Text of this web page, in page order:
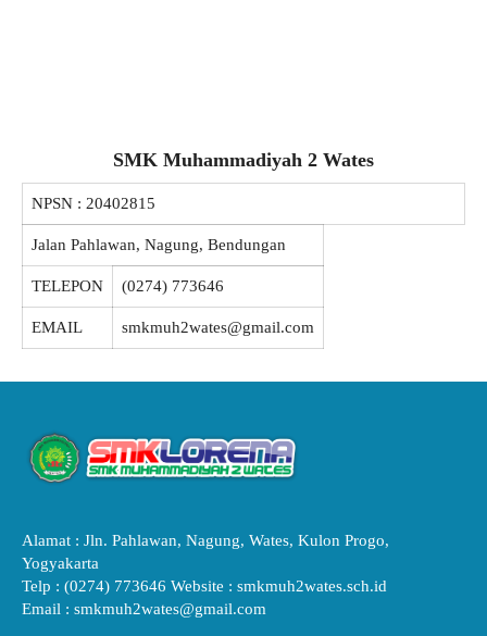
SMK Muhammadiyah 2 Wates
NPSN : 20402815
Jalan Pahlawan, Nagung, Bendungan
TELEPON (0274) 773646
EMAIL smkmuh2wates@gmail.com
Alamat : Jln. Pahlawan, Nagung, Wates, Kulon Progo,
Yogyakarta
Telp : (0274) 773646 Website : smkmuh2wates.sch.id
Email : smkmuh2wates@gmail.com